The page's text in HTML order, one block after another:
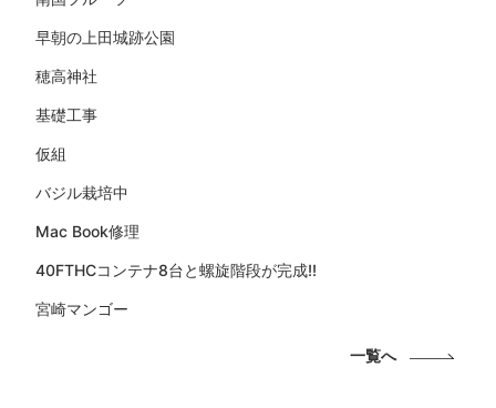
早朝の上田城跡公園
穂高神社
基礎工事
仮組
バジル栽培中
Mac Book修理
40FTHCコンテナ8台と螺旋階段が完成!!
宮崎マンゴー
一覧へ